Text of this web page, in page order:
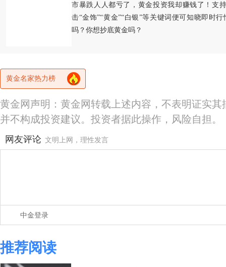
市暴跌人人都亏了，黄金投资我却赚钱了！支
击“金饰”“黄金”“白银”等关键词便可知晓即时
吗？你想抄底黄金吗？
黄金名家热力榜
黄金网声明：黄金网转载上述内容，不表明证实
并不构成投资建议。投资者据此操作，风险自担。
网友评论 文明上网，理性发言
中金登录
推荐阅读